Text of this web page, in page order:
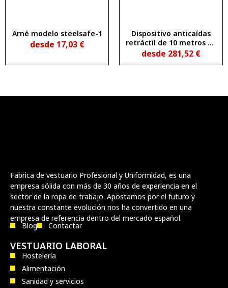
Arné modelo steelsafe-1
desde 17,03 €
Dispositivo anticaídas
retráctil de 10 metros de
cable
desde 281,52 €
Fabrica de vestuario Profesional y Uniformidad, es una
empresa sólida con más de 30 años de experiencia en el
sector de la ropa de trabajo. Apostamos por el futuro y
nuestra constante evolución nos ha convertido en una
empresa de referencia dentro del mercado español.
Blog Contactar
VESTUARIO LABORAL
Hostelería
Alimentación
Sanidad y servicios